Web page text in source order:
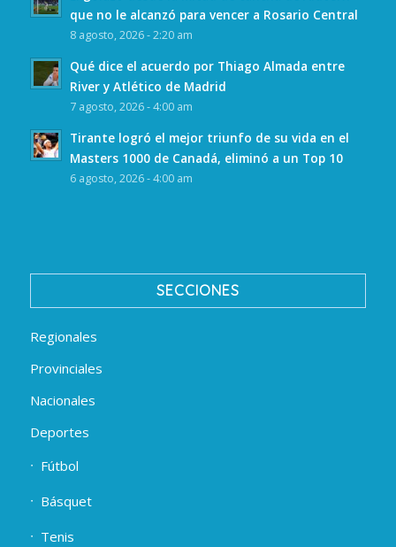
que no le alcanzó para vencer a Rosario Central
8 agosto, 2026 - 2:20 am
Qué dice el acuerdo por Thiago Almada entre
River y Atlético de Madrid
7 agosto, 2026 - 4:00 am
Tirante logró el mejor triunfo de su vida en el
Masters 1000 de Canadá, eliminó a un Top 10
6 agosto, 2026 - 4:00 am
SECCIONES
Regionales
Provinciales
Nacionales
Deportes
Fútbol
Básquet
Tenis